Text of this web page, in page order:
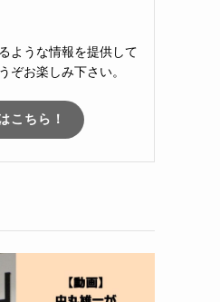
ような情報を提供して
ぞお楽しみ下さい。
こちら！